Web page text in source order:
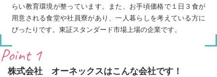
らい教育環境が整っています。また、お手頃価格で１日３食が
用意される食堂や社員寮があり、一人暮らしを考えている方に
ぴったりです。東証スタンダード市場上場の企業です。
Point 1
株式会社 オーネックスはこんな会社です！